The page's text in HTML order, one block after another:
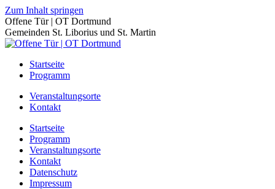
Zum Inhalt springen
Offene Tür | OT Dortmund
Gemeinden St. Liborius und St. Martin
Startseite
Programm
Veranstaltungsorte
Kontakt
Startseite
Programm
Veranstaltungsorte
Kontakt
Datenschutz
Impressum